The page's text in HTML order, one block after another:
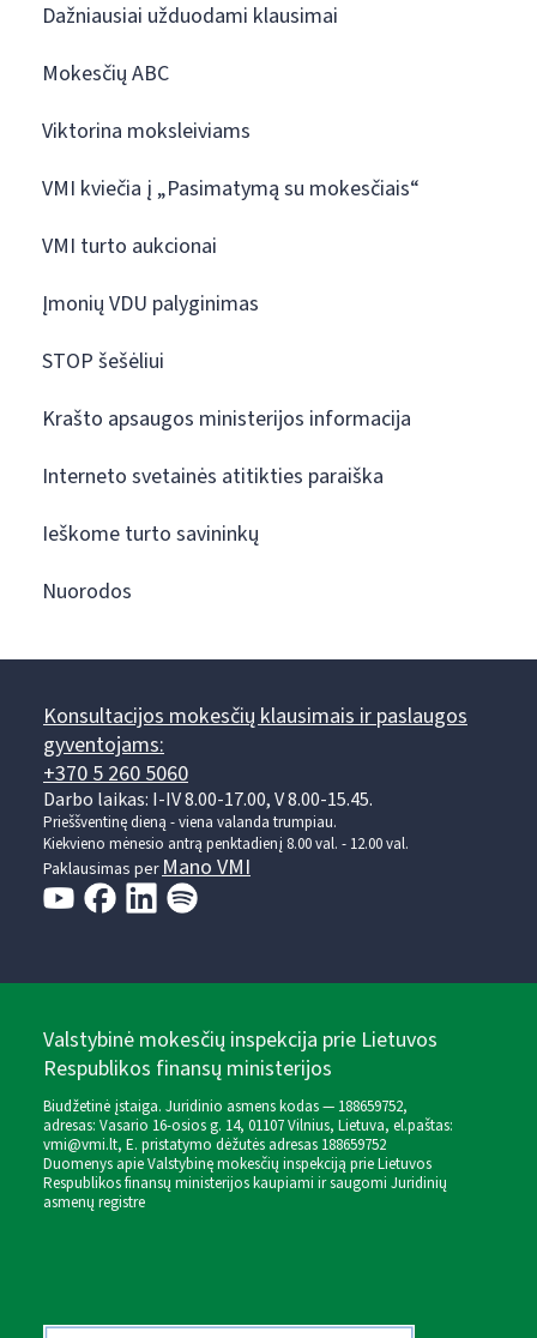
Dažniausiai užduodami klausimai
Mokesčių ABC
Viktorina moksleiviams
VMI kviečia į „Pasimatymą su mokesčiais“
VMI turto aukcionai
Įmonių VDU palyginimas
STOP šešėliui
Krašto apsaugos ministerijos informacija
Interneto svetainės atitikties paraiška
Ieškome turto savininkų
Nuorodos
Konsultacijos mokesčių klausimais ir paslaugos
gyventojams:
+370 5 260 5060
Darbo laikas: I-IV 8.00-17.00, V 8.00-15.45.
Prieššventinę dieną - viena valanda trumpiau.
Kiekvieno mėnesio antrą penktadienį 8.00 val. - 12.00 val.
Paklausimas perMano VMI
Valstybinė mokesčių inspekcija prie Lietuvos
Respublikos finansų ministerijos
Biudžetinė įstaiga. Juridinio asmens kodas — 188659752,
adresas: Vasario 16-osios g. 14, 01107 Vilnius, Lietuva, el.paštas:
vmi@vmi.lt, E. pristatymo dėžutės adresas 188659752
Duomenys apie Valstybinę mokesčių inspekciją prie Lietuvos
Respublikos finansų ministerijos kaupiami ir saugomi Juridinių
asmenų registre